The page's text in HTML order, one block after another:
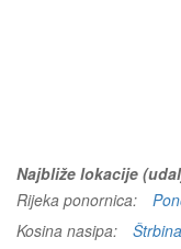
Najbliže lokacije
Rijeka ponornica:
Kosina nasipa:
Štrbina